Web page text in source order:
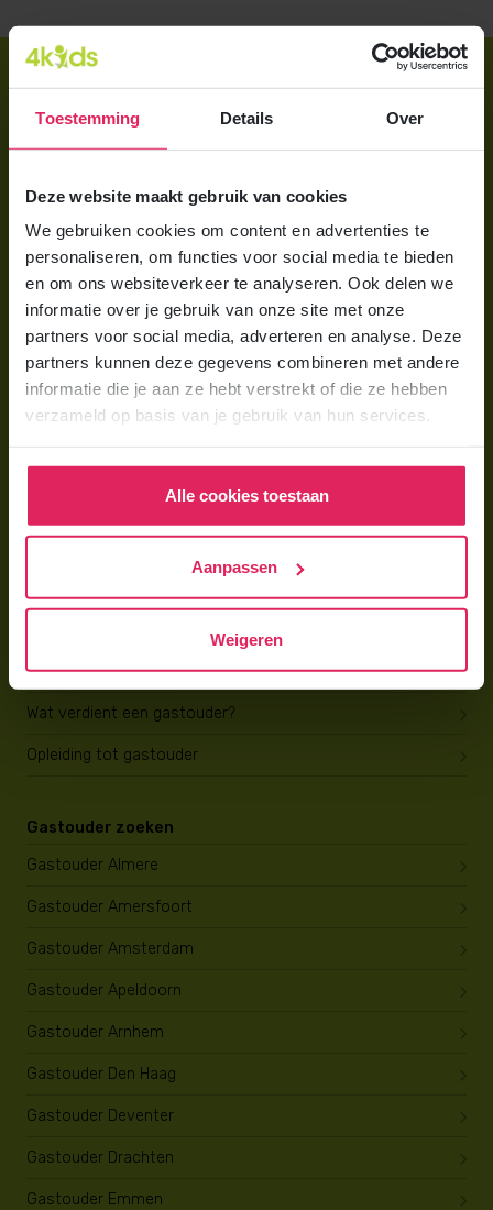
Toestemming Details Over
Deze website maakt gebruik van cookies
We gebruiken cookies om content en advertenties te
personaliseren, om functies voor social media te bieden
en om ons websiteverkeer te analyseren. Ook delen we
informatie over je gebruik van onze site met onze
partners voor social media, adverteren en analyse. Deze
partners kunnen deze gegevens combineren met andere
informatie die je aan ze hebt verstrekt of die ze hebben
verzameld op basis van je gebruik van hun services.
Alle cookies toestaan
Aanpassen
Weigeren
Aanmelden bij 4Kids
Berekening maken
Voor ouders
Wat is gastouderopvang?
Wat kost een gastouder?
Hoe vind ik een gastouder?
Gastouder worden bij 4Kids
Hoe vind ik gastkinderen?
Trainingen & cursussen
Gastouder worden
Wat verdient een gastouder?
Opleiding tot gastouder
Gastouder zoeken
Gastouder Almere
Gastouder Amersfoort
Gastouder Amsterdam
Gastouder Apeldoorn
Gastouder Arnhem
Gastouder Den Haag
Gastouder Deventer
Gastouder Drachten
Gastouder Emmen